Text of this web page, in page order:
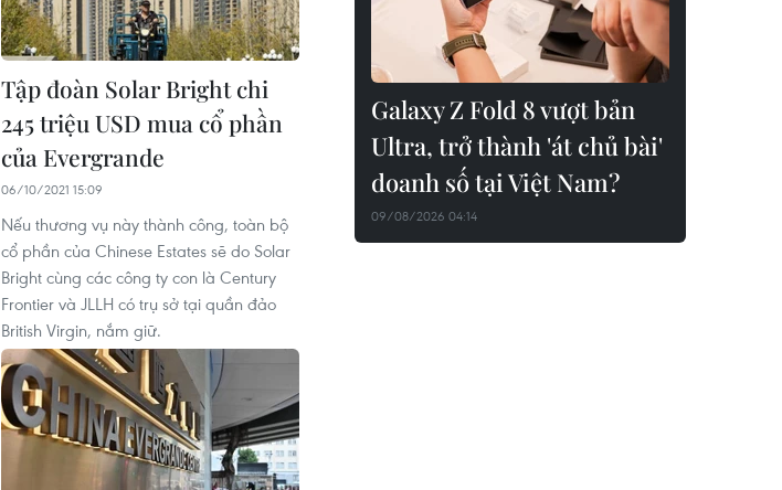
Tập đoàn Solar Bright chi
245 triệu USD mua cổ phần
của Evergrande
06/10/2021 15:09
Nếu thương vụ này thành công, toàn bộ
cổ phần của Chinese Estates sẽ do Solar
Bright cùng các công ty con là Century
Frontier và JLLH có trụ sở tại quần đảo
British Virgin, nắm giữ.
Galaxy Z Fold 8 vượt bản
Ultra, trở thành 'át chủ bài'
doanh số tại Việt Nam?
09/08/2026 04:14